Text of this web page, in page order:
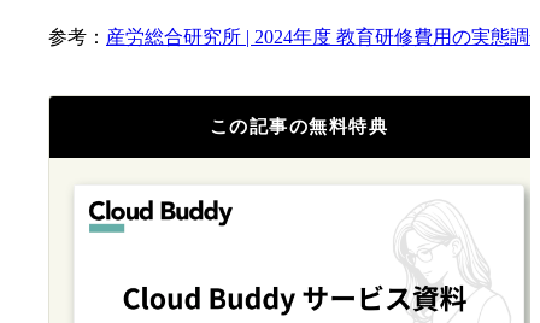
参考： 産労総合研究所 | 2024年度 教育研修費用の実態調
この記事の無料特典